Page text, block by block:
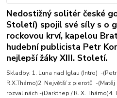
Nedostižný solitér české
Století) spojil své síly s o
rockovou krví, kapelou
hudební publicista Petr
nejlepší žáky XIII. Století.
Skladby: 1. Luna nad Iglau (Intro) -
R.X.Thámo)2. Největší z pierotů -(Matěj
rozvalinách -(Darkthep / R. X.